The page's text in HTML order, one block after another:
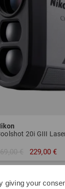
€ 229,00 €
Einheitsgröße
your